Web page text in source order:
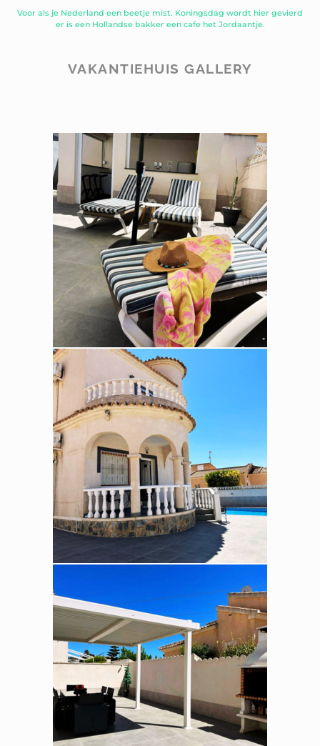
Voor als je Nederland een beetje mist. Koningsdag wordt hier gevierd
er is een Hollandse bakker een cafe het Jordaantje.
VAKANTIEHUIS GALLERY